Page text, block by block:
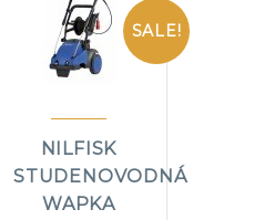
SALE!
NILFISK
STUDENOVODNÁ
WAPKA